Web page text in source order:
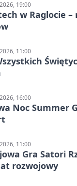
19:00
w Raglocie –
11:00
16:00
Noc Summer
11:00
Gra Satori
rozwojowy